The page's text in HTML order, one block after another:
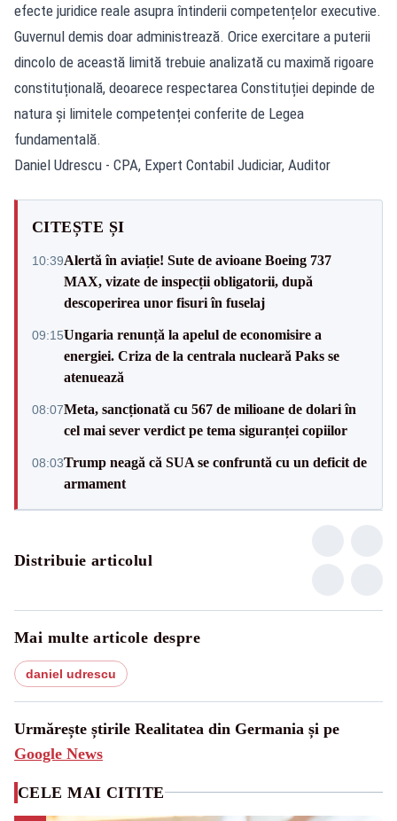
efecte juridice reale asupra întinderii competențelor executive.
Guvernul demis doar administrează. Orice exercitare a puterii
dincolo de această limită trebuie analizată cu maximă rigoare
constituțională, deoarece respectarea Constituției depinde de
natura și limitele competenței conferite de Legea
fundamentală.
Daniel Udrescu - CPA, Expert Contabil Judiciar, Auditor
CITEȘTE ȘI
10:39Alertă în aviație! Sute de avioane Boeing 737
MAX, vizate de inspecții obligatorii, după
descoperirea unor fisuri în fuselaj
09:15Ungaria renunță la apelul de economisire a
energiei. Criza de la centrala nucleară Paks se
atenuează
08:07Meta, sancționată cu 567 de milioane de dolari în
cel mai sever verdict pe tema siguranței copiilor
08:03Trump neagă că SUA se confruntă cu un deficit de
armament
Distribuie articolul
Mai multe articole despre
daniel udrescu
Urmărește știrile Realitatea din Germania și pe
Google News
CELE MAI CITITE